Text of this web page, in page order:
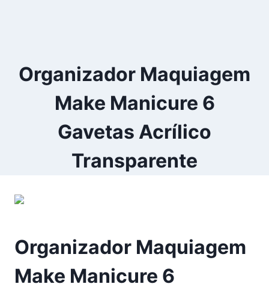
Organizador Maquiagem
Make Manicure 6
Gavetas Acrílico
Transparente
Organizador Maquiagem
Make Manicure 6